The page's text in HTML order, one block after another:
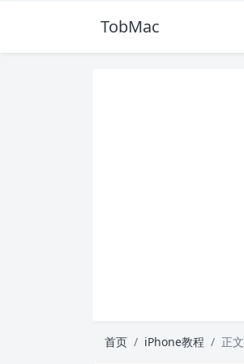
TobMac
首页 iPhone教程 正文